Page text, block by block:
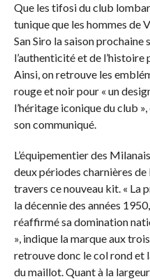
Que les tifosi du club
tunique que les hommes
San Siro la saison prochaine
l’authenticité et de
Ainsi, on retrouve les
rouge et noir pour « un
l’héritage iconique du club
son communiqué.
L’équipementier des
deux périodes charnières de
travers ce nouveau kit. « La
la décennie des années
réaffirmé sa domination
», indique la marque aux
retrouve donc le col rond et
du maillot. Quant à la